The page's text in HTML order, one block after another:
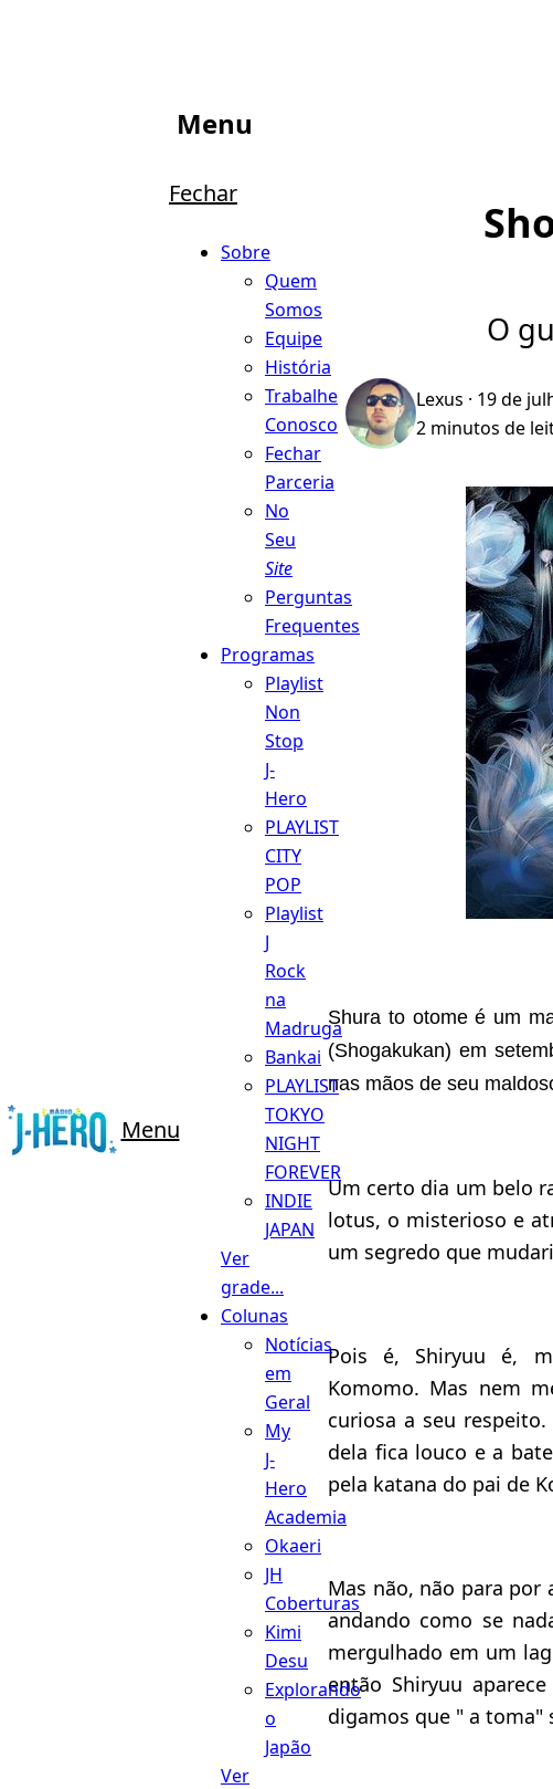
Menu
Menu
Fechar
Sobre
Quem
Somos
Equipe
História
Trabalhe
Conosco
Fechar
Parceria
No
Seu
Site
Perguntas
Frequentes
Programas
Playlist
Non
Stop
J-
Hero
PLAYLIST
CITY
POP
Playlist
J
Rock
na
Madruga
Bankai
PLAYLIST
TOKYO
NIGHT
FOREVER
INDIE
JAPAN
Ver
grade...
Colunas
Notícias
em
Geral
My
J-
Hero
Academia
Okaeri
JH
Coberturas
Kimi
Desu
Explorando
o
Japão
Ver
O
Lexus · 19 de
2 minutos de
Shura to otome é um
(Shogakukan) em
nas mãos de seu
Um certo dia um belo
lotus, o misterioso e
um segredo que
Pois é, Shiryuu é,
Komomo. Mas nem
curiosa a seu
dela fica louco e a
pela katana do pai de
Mas não, não para por
andando como se
mergulhado em um
então Shiryuu
digamos que " a toma"